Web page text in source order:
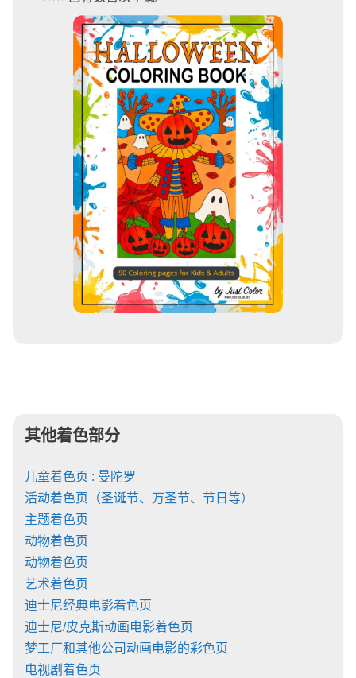
其他着色部分
儿童着色页 : 曼陀罗
活动着色页（圣诞节、万圣节、节日等）
主题着色页
动物着色页
动物着色页
艺术着色页
迪士尼经典电影着色页
迪士尼/皮克斯动画电影着色页
梦工厂和其他公司动画电影的彩色页
电视剧着色页